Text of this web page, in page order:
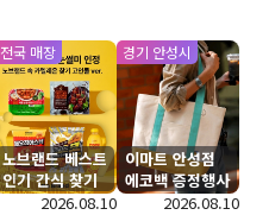
노브랜드 베스트
인기 간식 찾기
전국 매장
2026.08.10
이마트 안성점
에코백 증정행사
경기 안성시
2026.08.10